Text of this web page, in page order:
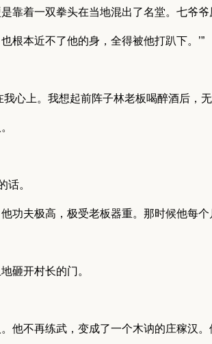
靠着一双拳头在当地混出了名堂。七爷爷
根本近不了他的身，全得被他打趴下。’”
心上。我想起前阵子林老板喝醉酒后，
话。
功夫极高，极受老板器重。那时候他每个
砸开村长的门。
他不再练武，变成了一个木讷的庄稼汉